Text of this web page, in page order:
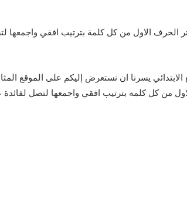
الحرف الاول من كل كلمة بترتيب افقي واجمعها
يسرنا ان نستعرض إليكم على الموقع
من كل كلمه بترتيب افقي واجمعها لتصل